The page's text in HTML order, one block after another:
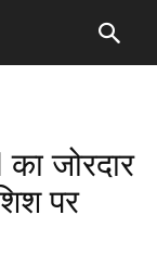
जोरदार
पर